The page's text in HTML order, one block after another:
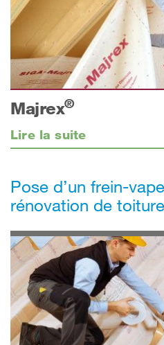
Majrex®
Lire la suite
Pose d’un frein-
rénovation de